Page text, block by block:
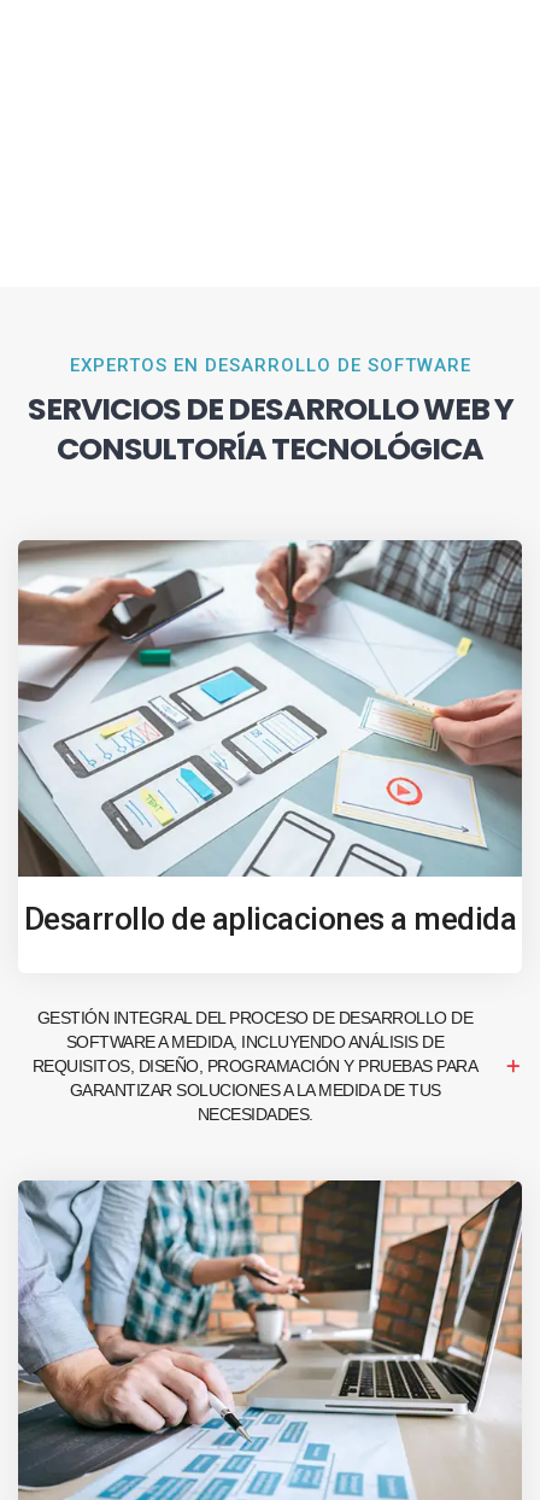
EXPERTOS EN DESARROLLO DE SOFTWARE
SERVICIOS DE DESARROLLO WEB Y
CONSULTORÍA TECNOLÓGICA
Desarrollo de aplicaciones a medida
GESTIÓN INTEGRAL DEL PROCESO DE DESARROLLO DE
SOFTWARE A MEDIDA, INCLUYENDO ANÁLISIS DE
REQUISITOS, DISEÑO, PROGRAMACIÓN Y PRUEBAS PARA
GARANTIZAR SOLUCIONES A LA MEDIDA DE TUS
NECESIDADES.